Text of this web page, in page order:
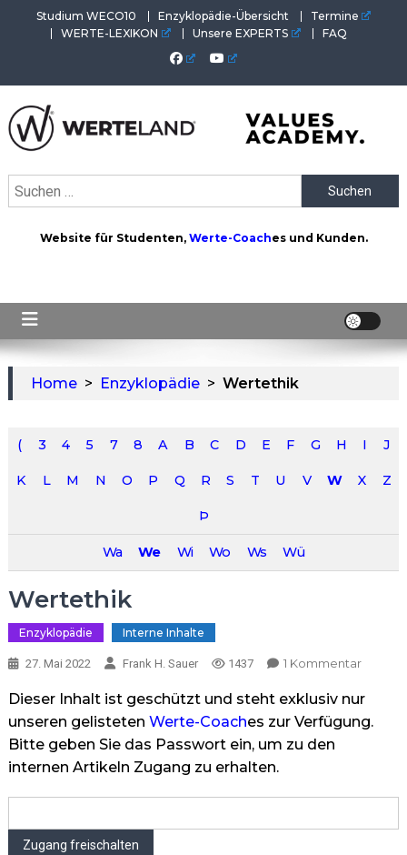
Studium WECO10 Enzyklopädie-Übersicht
Termine
WERTE-LEXIKON
Unsere EXPERTS FAQ
Akademie. Wertvolles für Werte-Coaches.
Suchen
nach:
Website für Studenten, Werte-Coaches und Kunden.
Home > Enzyklopädie > Wertethik
( 3 4 5 7 8 A B C D E F G H I J
K L M N O P Q R S T U V W X Z
Þ
Wa We Wi Wo Ws Wü
Wertethik
Enzyklopädie Interne Inhalte
27. Mai 2022 Frank H. Sauer 1437 1 KommentarZu
Dieser Inhalt ist geschützt und steht exklusiv nur
unseren gelisteten Werte-Coaches zur Verfügung.
Bitte geben Sie das Passwort ein, um zu den
internen Artikeln Zugang zu erhalten.